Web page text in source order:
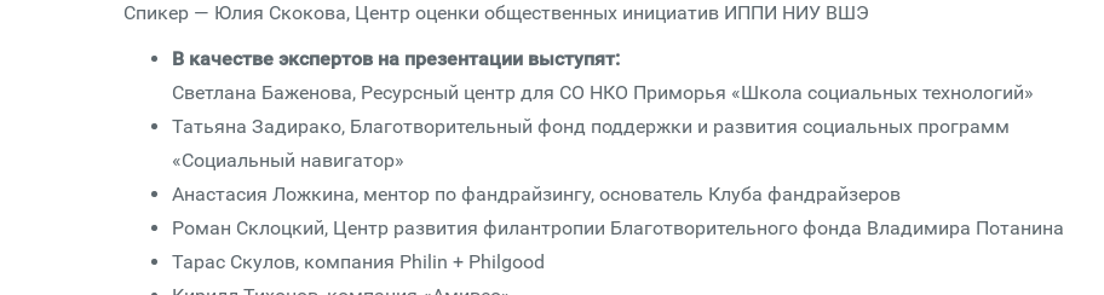
Спикер — Юлия Скокова, Центр оценки общественных инициатив ИППИ НИУ ВШЭ
В качестве экспертов на презентации выступят:
Светлана Баженова, Ресурсный центр для СО НКО Приморья «Школа социальных технологий»
Татьяна Задирако, Благотворительный фонд поддержки и развития социальных программ
«Социальный навигатор»
Анастасия Ложкина, ментор по фандрайзингу, основатель Клуба фандрайзеров
Роман Склоцкий, Центр развития филантропии Благотворительного фонда Владимира Потанина
Тарас Скулов, компания Philin + Philgood